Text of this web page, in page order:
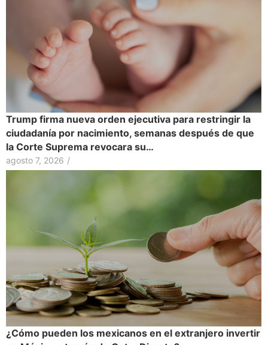
Trump firma nueva orden ejecutiva para restringir la
ciudadanía por nacimiento, semanas después de que
la Corte Suprema revocara su…
agosto 7, 2026 /
¿Cómo pueden los mexicanos en el extranjero invertir